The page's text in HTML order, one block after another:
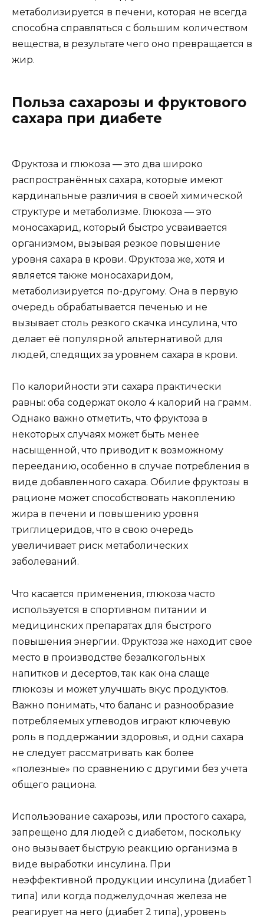
метаболизируется в печени, которая не всегда
способна справляться с большим количеством
вещества, в результате чего оно превращается в
жир.
Польза сахарозы и фруктового
сахара при диабете
Фруктоза и глюкоза — это два широко
распространённых сахара, которые имеют
кардинальные различия в своей химической
структуре и метаболизме. Глюкоза — это
моносахарид, который быстро усваивается
организмом, вызывая резкое повышение
уровня сахара в крови. Фруктоза же, хотя и
является также моносахаридом,
метаболизируется по-другому. Она в первую
очередь обрабатывается печенью и не
вызывает столь резкого скачка инсулина, что
делает её популярной альтернативой для
людей, следящих за уровнем сахара в крови.
По калорийности эти сахара практически
равны: оба содержат около 4 калорий на грамм.
Однако важно отметить, что фруктоза в
некоторых случаях может быть менее
насыщенной, что приводит к возможному
перееданию, особенно в случае потребления в
виде добавленного сахара. Обилие фруктозы в
рационе может способствовать накоплению
жира в печени и повышению уровня
триглицеридов, что в свою очередь
увеличивает риск метаболических
заболеваний.
Что касается применения, глюкоза часто
используется в спортивном питании и
медицинских препаратах для быстрого
повышения энергии. Фруктоза же находит свое
место в производстве безалкогольных
напитков и десертов, так как она слаще
глюкозы и может улучшать вкус продуктов.
Важно понимать, что баланс и разнообразие
потребляемых углеводов играют ключевую
роль в поддержании здоровья, и одни сахара
не следует рассматривать как более
«полезные» по сравнению с другими без учета
общего рациона.
Использование сахарозы, или простого сахара,
запрещено для людей с диабетом, поскольку
оно вызывает быструю реакцию организма в
виде выработки инсулина. При
неэффективной продукции инсулина (диабет 1
типа) или когда поджелудочная железа не
реагирует на него (диабет 2 типа), уровень